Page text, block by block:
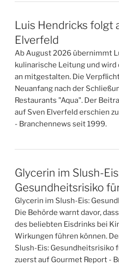
Luis Hendricks folgt
Elverfeld
Ab August 2026 übernimmt
kulinarische Leitung und wird
an mitgestalten. Die
Neuanfang nach der
Restaurants "Aqua". Der
auf Sven Elverfeld erschien
- Branchennews seit 1999.
Glycerin im Slush-
Gesundheitsrisiko
Glycerin im Slush-Eis:
Die Behörde warnt davor,
des beliebten Eisdrinks bei
Wirkungen führen können.
Slush-Eis: Gesundheitsrisiko
zuerst auf Gourmet Report -